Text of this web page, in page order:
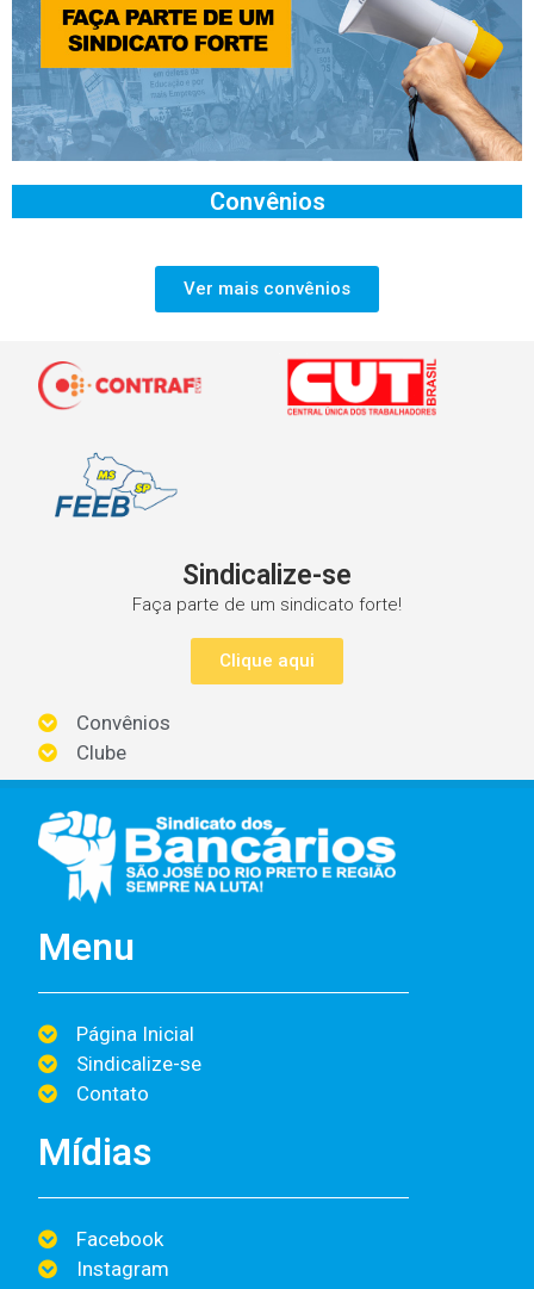
Convênios
Ver mais convênios
Sindicalize-se
Faça parte de um sindicato forte!
Clique aqui
Convênios
Clube
Menu
Página Inicial
Sindicalize-se
Contato
Mídias
Facebook
Instagram